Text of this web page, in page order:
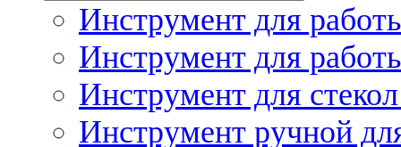
Инструмент для
Инструмент для
Инструмент для
Инструмент ручной